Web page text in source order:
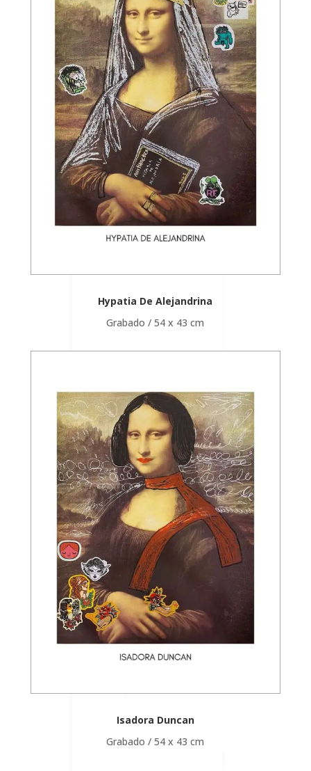
Hypatia De Alejandrina
Grabado / 54 x 43 cm
Isadora Duncan
Grabado / 54 x 43 cm